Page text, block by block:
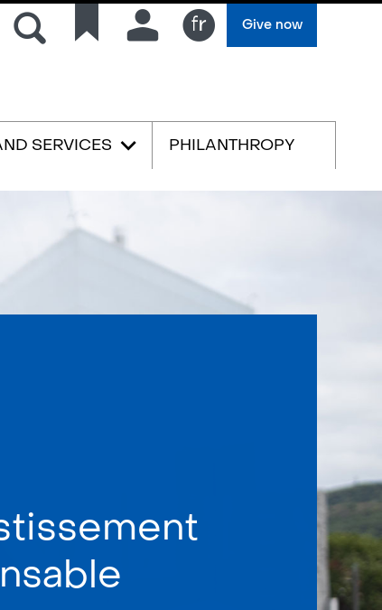
Search Quick Connection Give now
SERVICES PHILANTHROPY